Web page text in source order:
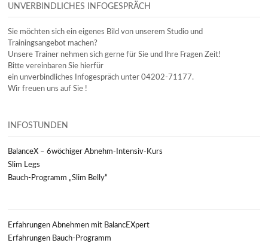
UNVERBINDLICHES INFOGESPRÄCH
Sie möchten sich ein eigenes Bild von unserem Studio und
Trainingsangebot machen?
Unsere Trainer nehmen sich gerne für Sie und Ihre Fragen Zeit!
Bitte vereinbaren Sie hierfür
ein unverbindliches Infogespräch unter 04202-71177.
Wir freuen uns auf Sie !
INFOSTUNDEN
BalanceX – 6wöchiger Abnehm-Intensiv-Kurs
Slim Legs
Bauch-Programm „Slim Belly“
Erfahrungen Abnehmen mit BalancEXpert
Erfahrungen Bauch-Programm